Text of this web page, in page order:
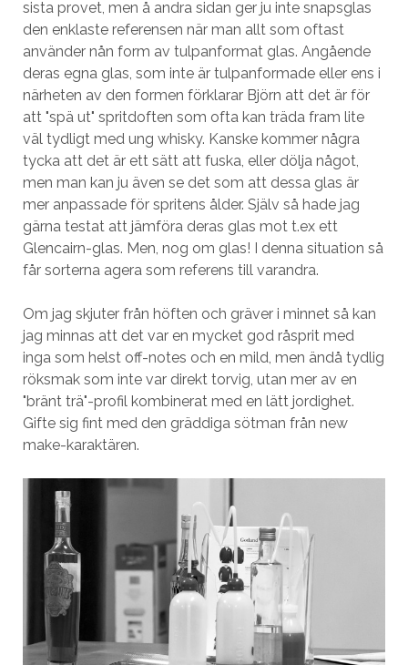
sista provet, men å andra sidan ger ju inte snapsglas
den enklaste referensen när man allt som oftast
använder nån form av tulpanformat glas. Angående
deras egna glas, som inte är tulpanformade eller ens i
närheten av den formen förklarar Björn att det är för
att "spä ut" spritdoften som ofta kan träda fram lite
väl tydligt med ung whisky. Kanske kommer några
tycka att det är ett sätt att fuska, eller dölja något,
men man kan ju även se det som att dessa glas är
mer anpassade för spritens ålder. Själv så hade jag
gärna testat att jämföra deras glas mot t.ex ett
Glencairn-glas. Men, nog om glas! I denna situation så
får sorterna agera som referens till varandra.
Om jag skjuter från höften och gräver i minnet så kan
jag minnas att det var en mycket god råsprit med
inga som helst off-notes och en mild, men ändå tydlig
röksmak som inte var direkt torvig, utan mer av en
"bränt trä"-profil kombinerat med en lätt jordighet.
Gifte sig fint med den gräddiga sötman från new
make-karaktären.